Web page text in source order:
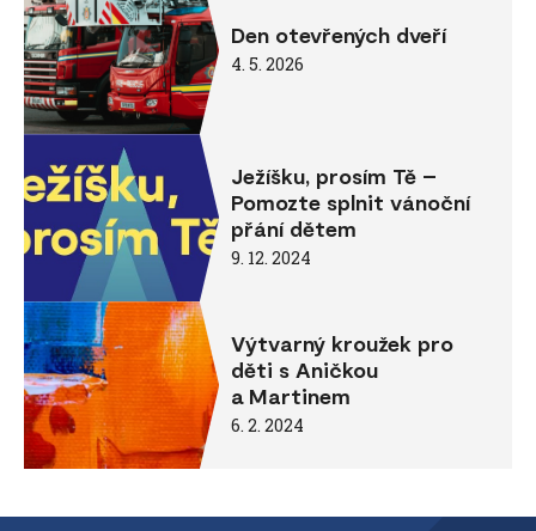
Den otevřených dveří
4. 5. 2026
Ježíšku, prosím Tě –
Pomozte splnit vánoční
přání dětem
9. 12. 2024
Výtvarný kroužek pro
děti s Aničkou
a Martinem
6. 2. 2024